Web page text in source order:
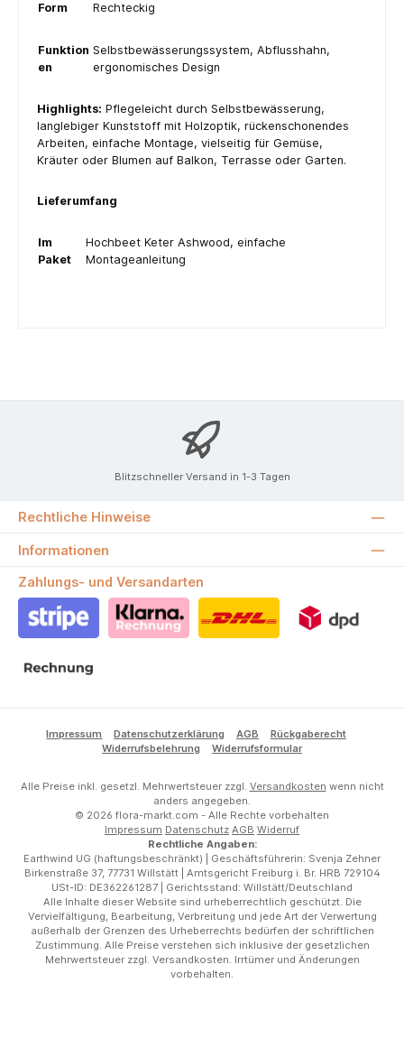
Form Rechteckig
Funktion
en
Selbstbewässerungssystem, Abflusshahn,
ergonomisches Design
Highlights: Pflegeleicht durch Selbstbewässerung,
langlebiger Kunststoff mit Holzoptik, rückenschonendes
Arbeiten, einfache Montage, vielseitig für Gemüse,
Kräuter oder Blumen auf Balkon, Terrasse oder Garten.
Lieferumfang
Im
Paket
Hochbeet Keter Ashwood, einfache
Montageanleitung
Blitzschneller Versand in 1-3 Tagen
Rechtliche Hinweise
Informationen
Zahlungs- und Versandarten
Impressum Datenschutzerklärung AGB
Rückgaberecht
Widerrufsbelehrung
Widerrufsformular
Alle Preise inkl. gesetzl. Mehrwertsteuer zzgl. Versandkosten wenn nicht
anders angegeben.
© 2026 flora-markt.com - Alle Rechte vorbehalten
Impressum Datenschutz AGB Widerruf
Rechtliche Angaben:
Earthwind UG (haftungsbeschränkt) | Geschäftsführerin: Svenja Zehner
Birkenstraße 37, 77731 Willstätt | Amtsgericht Freiburg i. Br. HRB 729104
USt-ID: DE362261287 | Gerichtsstand: Willstätt/Deutschland
Alle Inhalte dieser Website sind urheberrechtlich geschützt. Die
Vervielfältigung, Bearbeitung, Verbreitung und jede Art der Verwertung
außerhalb der Grenzen des Urheberrechts bedürfen der schriftlichen
Zustimmung. Alle Preise verstehen sich inklusive der gesetzlichen
Mehrwertsteuer zzgl. Versandkosten. Irrtümer und Änderungen
vorbehalten.